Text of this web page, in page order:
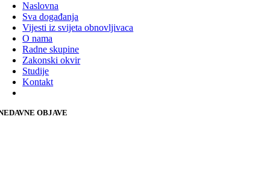
Naslovna
Sva događanja
Vijesti iz svijeta obnovljivaca
O nama
Radne skupine
Zakonski okvir
Studije
Kontakt
OBJAVE